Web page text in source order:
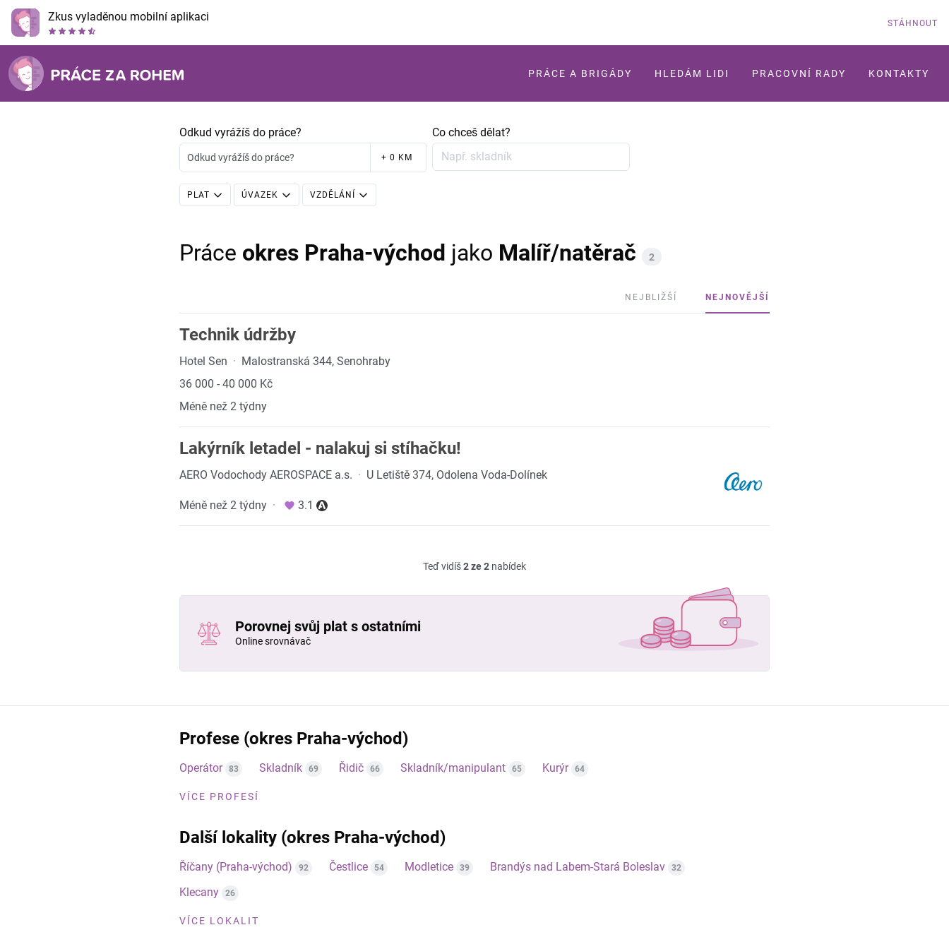
Zkus vyladěnou mobilní aplikaci STÁHNOUT
PRÁCE A BRIGÁDY HLEDÁM LIDI PRACOVNÍ RADY KONTAKTY
Odkud vyrážíš do práce?
Odkud vyrážíš do práce? + 0 KM
Co chceš dělat?
PLAT ÚVAZEK VZDĚLÁNÍ
Práce okres Praha-východ jako Malíř/natěrač 2
NEJBLIŽŠÍ NEJNOVĚJŠÍ
Technik údržby
Hotel Sen · Malostranská 344, Senohraby
36 000 - 40 000 Kč
Méně než 2 týdny
Lakýrník letadel - nalakuj si stíhačku!
AERO Vodochody AEROSPACE a.s. · U Letiště 374, Odolena Voda-Dolínek
Méně než 2 týdny · 3.1
Teď vidíš2 ze 2 nabídek
Porovnej svůj plat s ostatními
Online srovnávač
Profese (okres Praha-východ)
Operátor 83 Skladník 69 Řidič 66 Skladník/manipulant 65 Kurýr 64
VÍCE PROFESÍ
Další lokality (okres Praha-východ)
Říčany (Praha-východ) 92 Čestlice 54 Modletice 39 Brandýs nad Labem-Stará Boleslav 32
Klecany 26
VÍCE LOKALIT